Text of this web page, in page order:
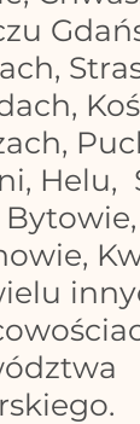
Helu,
Bytowie,